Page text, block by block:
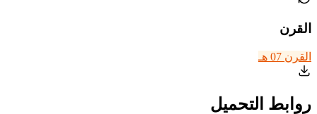
القرن
القرن 07 هـ
روابط التحميل